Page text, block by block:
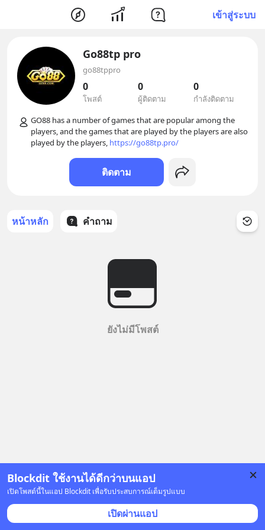
เข้าสู่ระบบ
Blockdit ใช้งานได้ดีกว่าบนแอป
เปิดโพสต์นี้ในแอป Blockdit เพื่อรับประสบการณ์เต็มรูปแบบ
เปิดผ่านแอป
Go88tp pro
go88tppro
0
โพสต์
0
ผู้ติดตาม
0
กำลังติดตาม
GO88 has a number of games that are popular among the
players, and the games that are played by the players are also
played by the players, https://go88tp.pro/
ติดตาม
หน้าหลัก คำถาม
ยังไม่มีโพสต์